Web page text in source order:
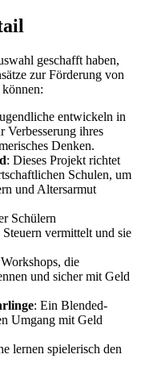
geschafft haben,
zur Förderung von
entwickeln in
Verbesserung ihres
Denken.
: Dieses Projekt richtet
Schulen, um
und Altersarmut
Schülern
vermittelt und sie
die
und sicher mit Geld
: Ein Blended-
Umgang mit Geld
lernen spielerisch den